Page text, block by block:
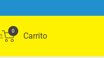
0